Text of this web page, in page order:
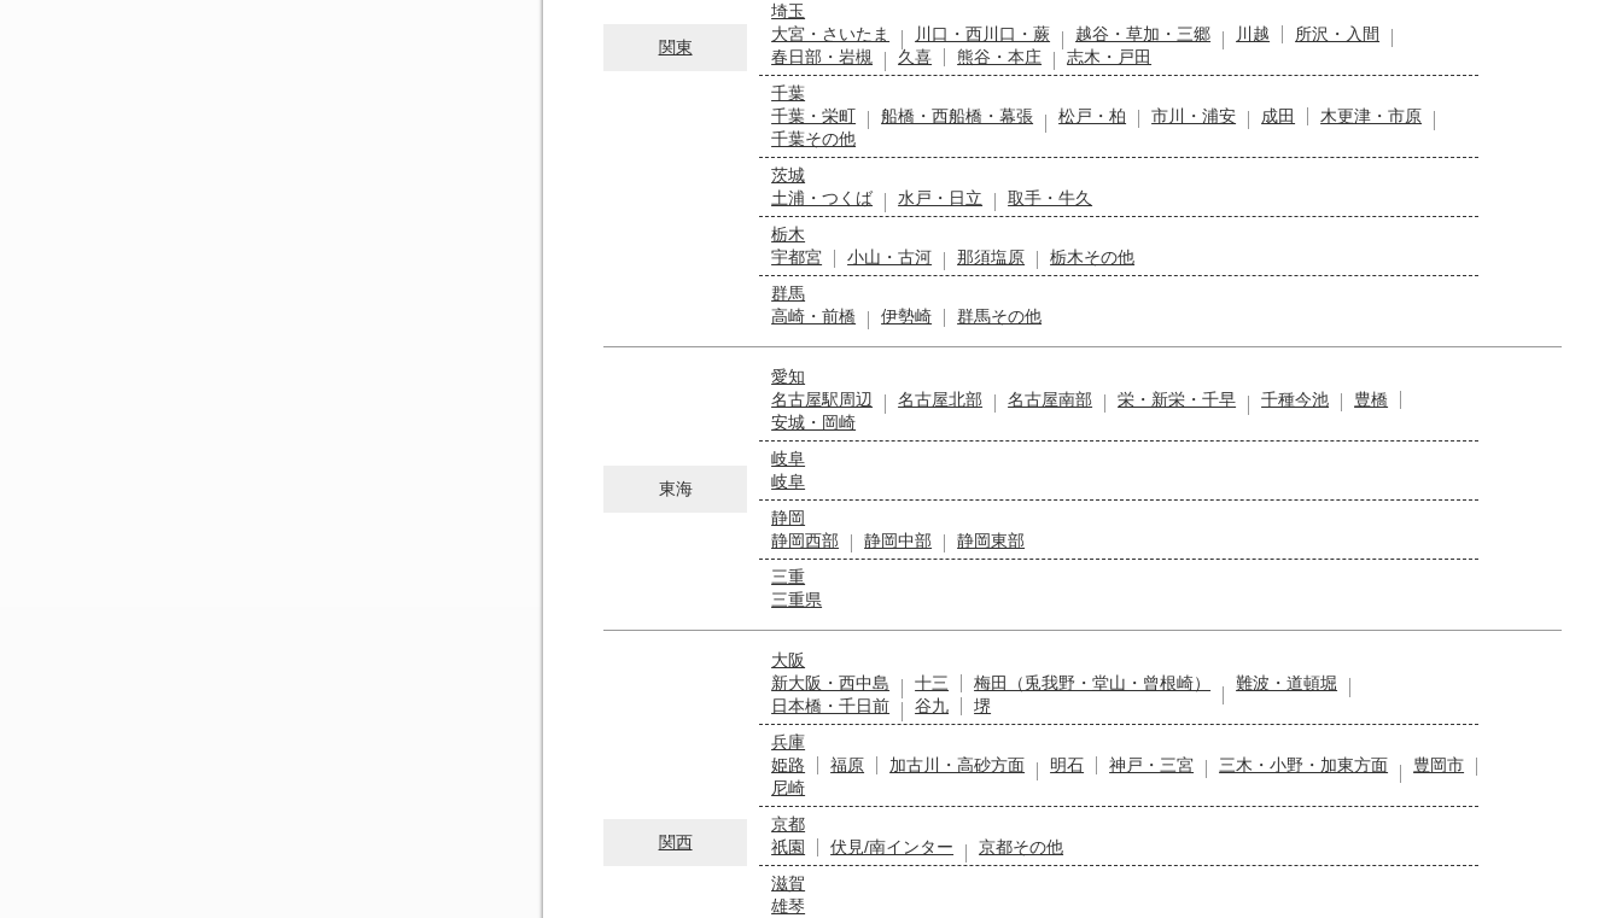
関東
埼玉
大宮・さいたま
川口・西川口・蕨 越谷・草加・三郷 川越
所沢・入間
春日部・岩槻
久喜 熊谷・本庄
志木・戸田
千葉
千葉・栄町
船橋・西船橋・幕張 松戸・柏 市川・浦安 成田
木更津・市原
千葉その他
茨城
土浦・つくば
水戸・日立
取手・牛久
栃木
宇都宮
小山・古河 那須塩原
栃木その他
群馬
高崎・前橋
伊勢崎 群馬その他
東海
愛知
名古屋駅周辺
名古屋北部 名古屋南部 栄・新栄・千早 千種今池
豊橋
安城・岡崎
岐阜
岐阜
静岡
静岡西部
静岡中部
静岡東部
三重
三重県
関西
大阪
新大阪・西中島
十三 梅田（兎我野・堂山・曾根崎）
難波・道頓堀
日本橋・千日前
谷九
堺
兵庫
姫路
福原 加古川・高砂方面 明石 神戸・三宮 三木・小野・加東方面
豊岡市
尼崎
京都
祇園
伏見/南インター
京都その他
滋賀
雄琴